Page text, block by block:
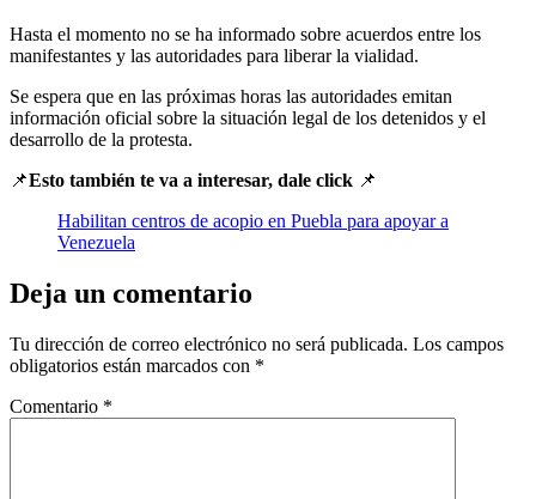
Hasta el momento no se ha informado sobre acuerdos entre los
manifestantes y las autoridades para liberar la vialidad.
Se espera que en las próximas horas las autoridades emitan
información oficial sobre la situación legal de los detenidos y el
desarrollo de la protesta.
📌Esto también te va a interesar, dale click 📌
Habilitan centros de acopio en Puebla para apoyar a
Venezuela
Deja un comentario
Tu dirección de correo electrónico no será publicada. Los campos
obligatorios están marcados con *
Comentario *